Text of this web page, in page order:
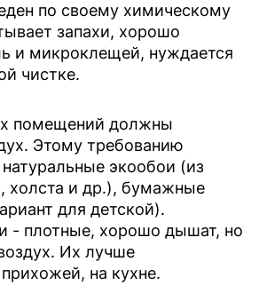
по своему химическому
запахи, хорошо
и микроклещей, нуждается
чистке.
помещений должны
Этому требованию
экообои (из
холста и др.), бумажные
для детской).
- плотные, хорошо дышат, но
Их лучше
на кухне.